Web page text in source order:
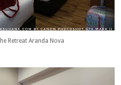
Retreat Aranda Nova